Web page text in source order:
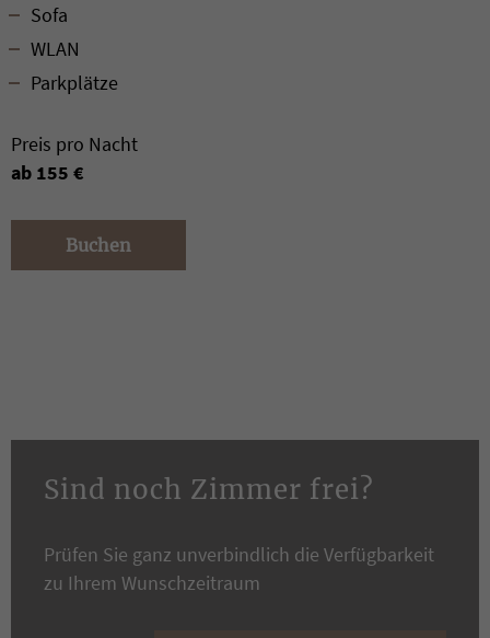
Sofa
WLAN
Parkplätze
Preis pro Nacht
ab 155 €
Buchen
Sind noch Zimmer frei?
Prüfen Sie ganz unverbindlich die Verfügbarkeit
zu Ihrem Wunschzeitraum